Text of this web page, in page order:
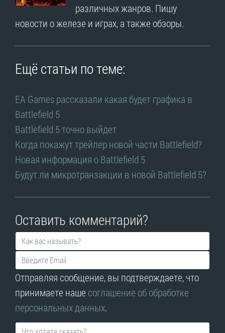
различных жанров. Пишу
новости о железе и играх, а также обзоры.
Ещё статьи по теме:
EA Games рассказали какая будет графика в
Battlefield 5
Battlefield 5 точно выйдет
Когда покажут трейлер новой части Battlefield?
Новая информация о Battlefield 5
Будут ли микротранзакции в новой Battlefield 5?
Оставить комментарий?
Отправляя сообщение, вы подтверждаете, что
принимаете наше соглашение об обработке
персональных данных.